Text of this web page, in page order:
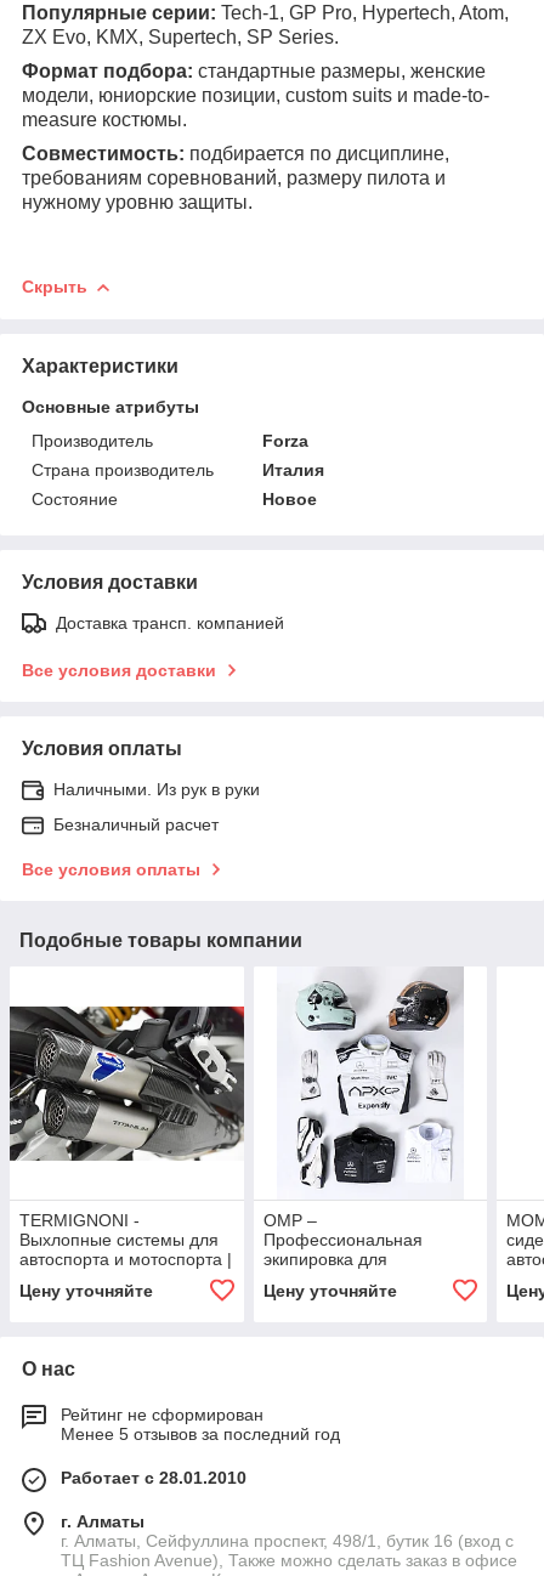
Популярные серии: Tech-1, GP Pro, Hypertech, Atom,
ZX Evo, KMX, Supertech, SP Series.
Формат подбора: стандартные размеры, женские
модели, юниорские позиции, custom suits и made-to-
measure костюмы.
Совместимость: подбирается по дисциплине,
требованиям соревнований, размеру пилота и
нужному уровню защиты.
Скрыть
Характеристики
Основные атрибуты
Производитель
Forza
Страна производитель
Италия
Состояние
Новое
Условия доставки
Доставка трансп. компанией
Все условия доставки
Условия оплаты
Наличными. Из рук в руки
Безналичный расчет
Все условия оплаты
Подобные товары компании
TERMIGNONI -
Выхлопные системы для
автоспорта и мотоспорта |
глушители, коллекторы и
Цену уточняйте
OMP –
Профессиональная
экипировка для
гоночные костюмы,
Цену уточняйте
О нас
Рейтинг не сформирован
Менее 5 отзывов за последний год
Работает с 28.01.2010
г. Алматы
г. Алматы, Сейфуллина проспект, 498/1, бутик 16 (вход с
ТЦ Fashion Avenue), Также можно сделать заказ в офисе